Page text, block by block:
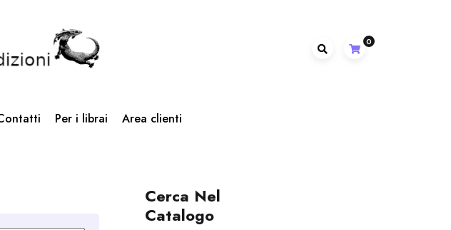
0
Per i librai Area clienti
Cerca Nel
Catalogo